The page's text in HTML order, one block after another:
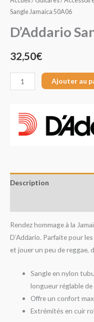
Sangle Jamaica 50A06
D’Addario
32,50€
Ajouter au
Description
Rendez hommage à la
D’Addario. Parfaite pour
et jouer un peu de reggae,
Sangle en nylon
longueur réglable de
Offre un confort
Extrémités en cuir